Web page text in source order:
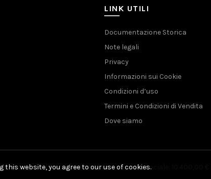
LINK UTILI
Documentazione Storica
Note legali
Privacy
Informazioni sui Cookie
Condizioni d’uso
Termini e Condizioni di Vendita
Dove siamo
- Rocky Srl | P.IVA 01571080389 - Capitale Sociale: 10.400,00
this website, you agree to our use of cookies.